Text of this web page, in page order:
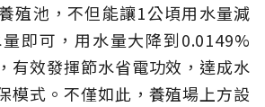
殖池，不但能讓1公頃用水量減
即可，用水量大降到0.0149%
有效發揮節水省電功效，達成水
模式。不僅如此，養殖場上方設